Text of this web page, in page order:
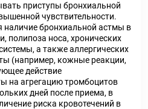
приступы бронхиальной
чувствительности.
бронхиальной астмы в
полипоза носа, хронических
а также аллергических
(например, кожные реакции,
действие
на агрегацию тромбоцитов
дней после приема, в
риска кровотечений в